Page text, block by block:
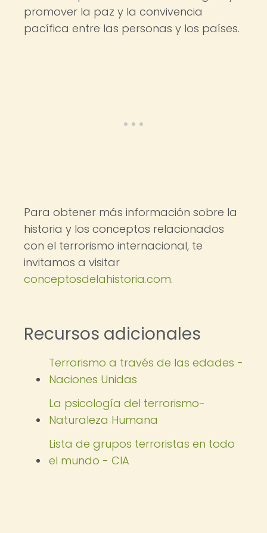
promover la paz y la convivencia
pacífica entre las personas y los países.
Para obtener más información sobre la
historia y los conceptos relacionados
con el terrorismo internacional, te
invitamos a visitar
conceptosdelahistoria.com.
Recursos adicionales
Terrorismo a través de las edades -
Naciones Unidas
La psicología del terrorismo-
Naturaleza Humana
Lista de grupos terroristas en todo
el mundo - CIA